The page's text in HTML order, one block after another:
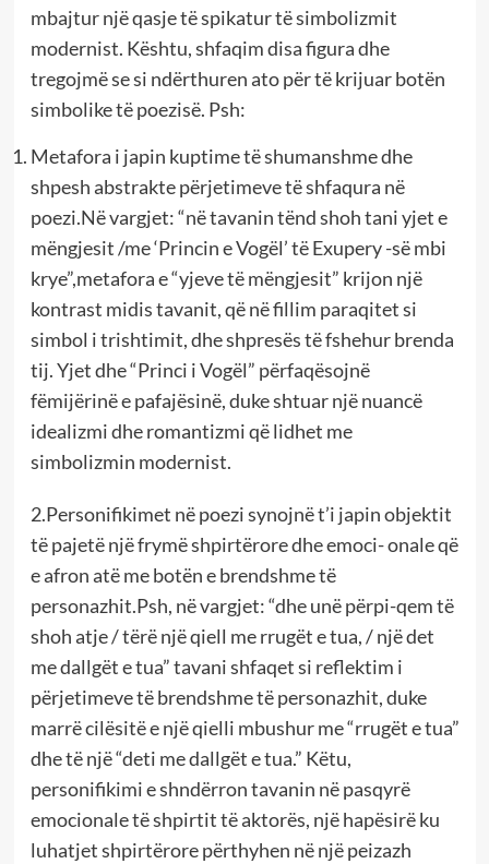
mbajtur një qasje të spikatur të simbolizmit
modernist. Kështu, shfaqim disa figura dhe
tregojmë se si ndërthuren ato për të krijuar botën
simbolike të poezisë. Psh:
Metafora i japin kuptime të shumanshme dhe
shpesh abstrakte përjetimeve të shfaqura në
poezi.Në vargjet: “në tavanin tënd shoh tani yjet e
mëngjesit /me ‘Princin e Vogël’ të Exupery -së mbi
krye”,metafora e “yjeve të mëngjesit” krijon një
kontrast midis tavanit, që në fillim paraqitet si
simbol i trishtimit, dhe shpresës të fshehur brenda
tij. Yjet dhe “Princi i Vogël” përfaqësojnë
fëmijërinë e pafajësinë, duke shtuar një nuancë
idealizmi dhe romantizmi që lidhet me
simbolizmin modernist.
2.Personifikimet në poezi synojnë t’i japin objektit
të pajetë një frymë shpirtërore dhe emoci- onale që
e afron atë me botën e brendshme të
personazhit.Psh, në vargjet: “dhe unë përpi-qem të
shoh atje / tërë një qiell me rrugët e tua, / një det
me dallgët e tua” tavani shfaqet si reflektim i
përjetimeve të brendshme të personazhit, duke
marrë cilësitë e një qielli mbushur me “rrugët e tua”
dhe të një “deti me dallgët e tua.” Këtu,
personifikimi e shndërron tavanin në pasqyrë
emocionale të shpirtit të aktorës, një hapësirë ku
luhatjet shpirtërore përthyhen në një peizazh